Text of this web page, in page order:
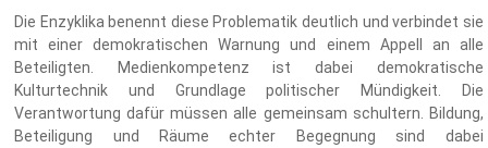
Die Enzyklika benennt diese Problematik deutlich und verbindet sie
mit einer demokratischen Warnung und einem Appell an alle
Beteiligten. Medienkompetenz ist dabei demokratische
Kulturtechnik und Grundlage politischer Mündigkeit. Die
Verantwortung dafür müssen alle gemeinsam schultern. Bildung,
Beteiligung und Räume echter Begegnung sind dabei